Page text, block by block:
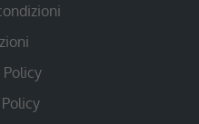
Policy